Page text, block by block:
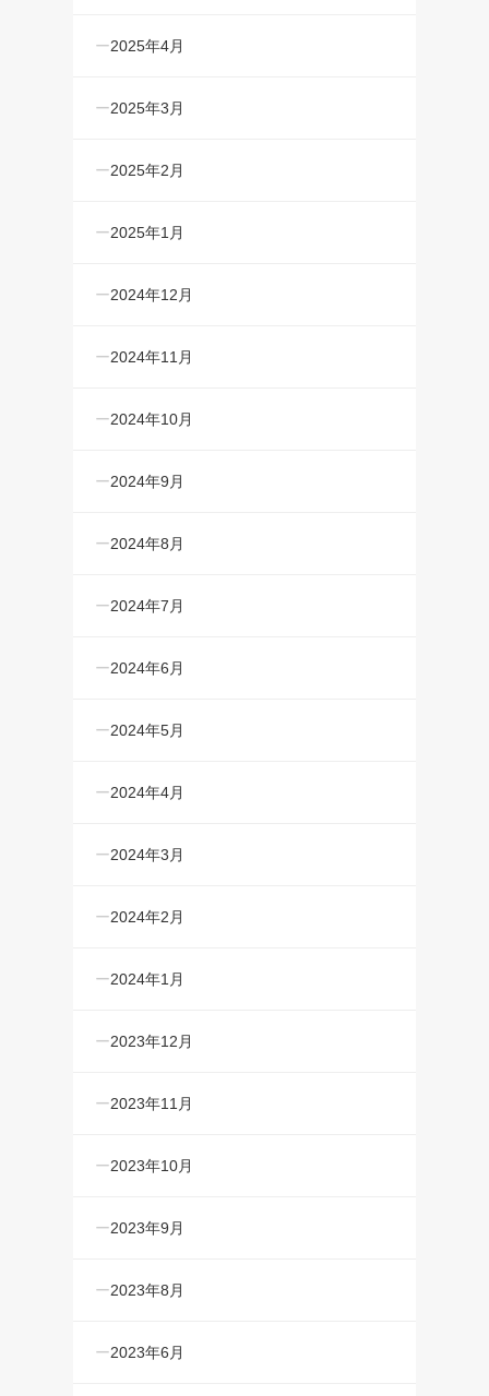
2025年4月
2025年3月
2025年2月
2025年1月
2024年12月
2024年11月
2024年10月
2024年9月
2024年8月
2024年7月
2024年6月
2024年5月
2024年4月
2024年3月
2024年2月
2024年1月
2023年12月
2023年11月
2023年10月
2023年9月
2023年8月
2023年6月